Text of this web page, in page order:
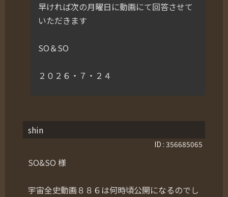
早ければ次の月曜日に動画にて回答させて
いただきます
SO＆SO
２０２６・７・２４
shin
ID : 356685065
SO&SO 様
宇宙全史動画８８６は何時頃公開になるのでし